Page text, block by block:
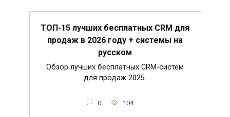
ТОП-15 лучших бесплатных CRM для
продаж в 2026 году + системы на
русском
Обзор лучших бесплатных CRM-систем
для продаж 2025.
0 104